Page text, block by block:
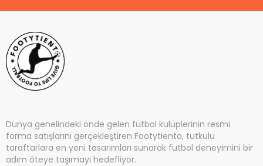
Dünya genelindeki önde gelen futbol kulüplerinin resmi
forma satışlarını gerçekleştiren Footytiento, tutkulu
taraftarlara en yeni tasarımları sunarak futbol deneyimini bir
adım öteye taşımayı hedefliyor.